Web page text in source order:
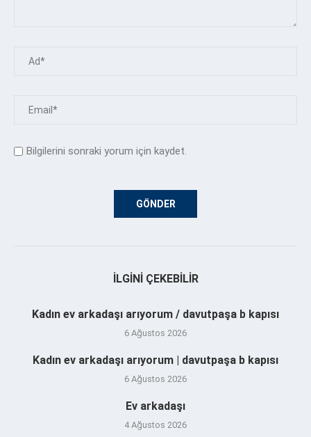
Bilgilerini sonraki yorum için kaydet.
İLGINI ÇEKEBILIR
Kadın ev arkadaşı arıyorum / davutpaşa b kapısı
6 Ağustos 2026
Kadın ev arkadaşı arıyorum | davutpaşa b kapısı
6 Ağustos 2026
Ev arkadaşı
4 Ağustos 2026